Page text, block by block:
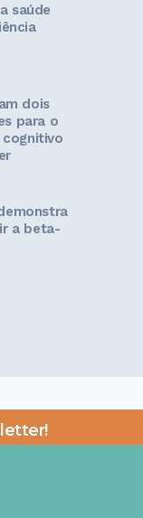
saúde
dois
para o
a beta-